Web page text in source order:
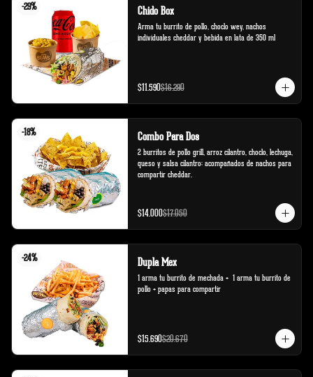
-29% Chido Box
Arma tu burrito de pollo, choclo wey, nachos
individuales cheddar y bebida en lata de 350 ml
$11.590$16.290
-18% Combo Para Dos
2 burritos de pollo grill, arroz cilantro, choclo, lechuga,
queso y salsa cilantro; acompañados de nachos para
compartir cheddar.
$14.000$17.050
-24% Dupla Mex
1 arma tu burrito de mechada +  1 arma tu burrito de
pollo + papas para compartir
$15.690$20.670